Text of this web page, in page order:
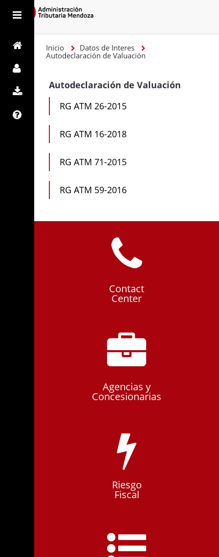
Inicio
Datos de Interes
Autodeclaración de Valuación
Autodeclaración de Valuación
RG ATM 26-2015
RG ATM 16-2018
RG ATM 71-2015
RG ATM 59-2016
Contact
Center
Agencias y
Concesionarias
Riesgo
Fiscal